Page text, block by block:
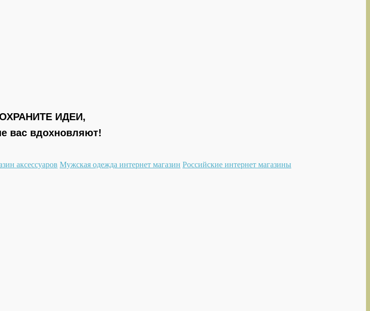
ИДЕИ,
вас вдохновляют!
аксессуаров Мужская одежда интернет магазин Российские интернет магазины